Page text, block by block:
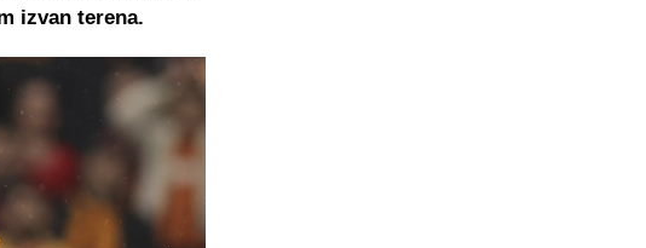
izvan terena.